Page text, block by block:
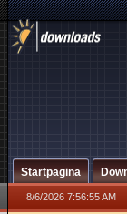
Startpagina
8/6/2026 7:56:55 AM